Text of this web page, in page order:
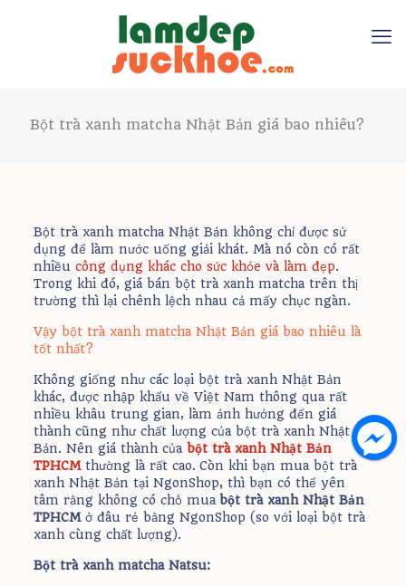
Bột trà xanh matcha Nhật Bản giá bao nhiêu?
Bột trà xanh matcha Nhật Bản không chỉ được sử
dụng để làm nước uống giải khát. Mà nó còn có rất
nhiều công dụng khác cho sức khỏe và làm đẹp.
Trong khi đó, giá bán bột trà xanh matcha trên thị
trường thì lại chênh lệch nhau cả mấy chục ngàn.
Vậy bột trà xanh matcha Nhật Bản giá bao nhiêu là
tốt nhất?
Không giống như các loại bột trà xanh Nhật Bản
khác, được nhập khẩu về Việt Nam thông qua rất
nhiều khâu trung gian, làm ảnh hưởng đến giá
thành cũng như chất lượng của bột trà xanh Nhật
Bản. Nên giá thành của bột trà xanh Nhật Bản
TPHCMthường là rất cao. Còn khi bạn mua bột trà
xanh Nhật Bản tại NgonShop, thì bạn có thể yên
tâm rằng không có chỗ muabột trà xanh Nhật Bản
TPHCMở đâu rẻ bằng NgonShop (so với loại bột trà
xanh cùng chất lượng).
Bột trà xanh matcha Natsu: